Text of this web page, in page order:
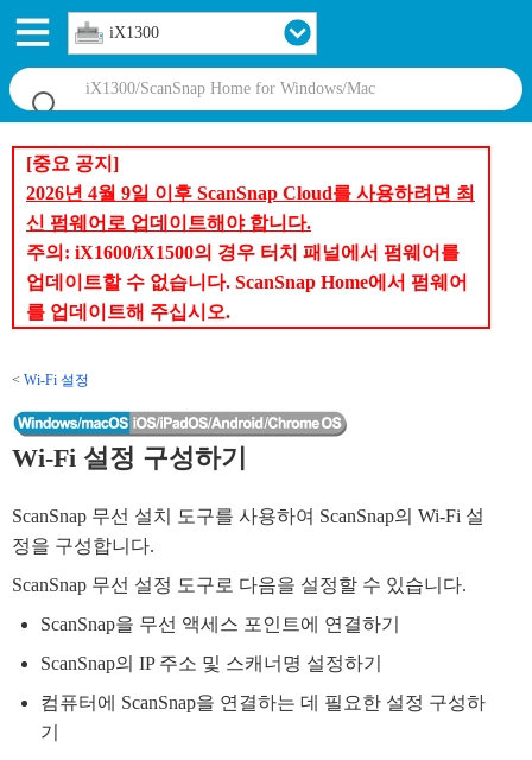
iX1300
[중요 공지]
2026년 4월 9일 이후 ScanSnap Cloud를 사용하려면 최
신 펌웨어로 업데이트해야 합니다.
주의: iX1600/iX1500의 경우 터치 패널에서 펌웨어를
업데이트할 수 없습니다. ScanSnap Home에서 펌웨어
를 업데이트해 주십시오.
Wi-Fi 설정
Wi-Fi 설정 구성하기
ScanSnap 무선 설치 도구를 사용하여 ScanSnap의 Wi-Fi 설
정을 구성합니다.
ScanSnap 무선 설정 도구로 다음을 설정할 수 있습니다.
ScanSnap을 무선 액세스 포인트에 연결하기
ScanSnap의 IP 주소 및 스캐너명 설정하기
컴퓨터에 ScanSnap을 연결하는 데 필요한 설정 구성하
기